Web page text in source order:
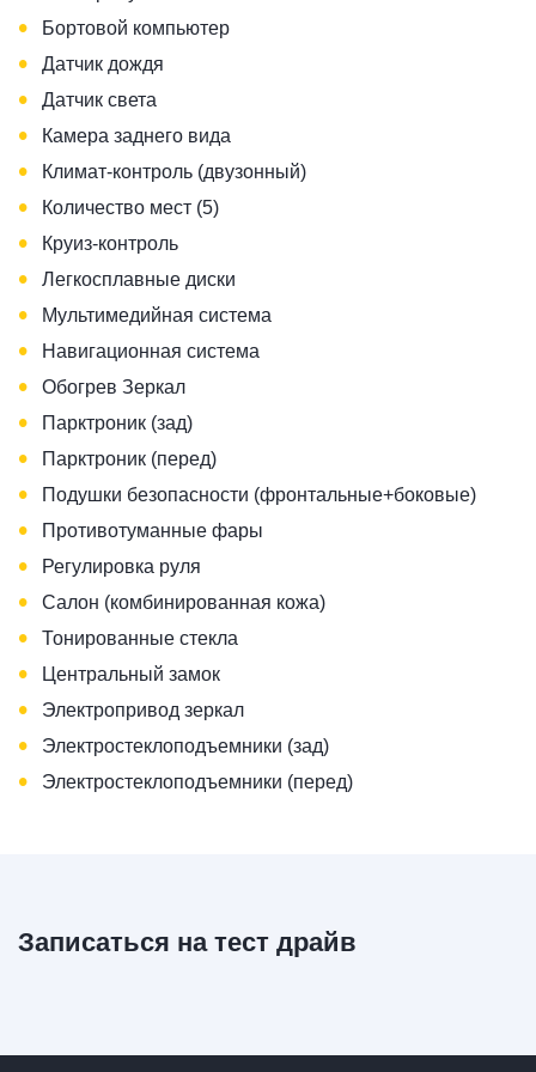
• Бортовой компьютер
• Датчик дождя
• Датчик света
• Камера заднего вида
• Климат-контроль (двузонный)
• Количество мест (5)
• Круиз-контроль
• Легкосплавные диски
• Мультимедийная система
• Навигационная система
• Обогрев Зеркал
• Парктроник (зад)
• Парктроник (перед)
• Подушки безопасности (фронтальные+боковые)
• Противотуманные фары
• Регулировка руля
• Салон (комбинированная кожа)
• Тонированные стекла
• Центральный замок
• Электропривод зеркал
• Электростеклоподъемники (зад)
• Электростеклоподъемники (перед)
Записаться на тест драйв